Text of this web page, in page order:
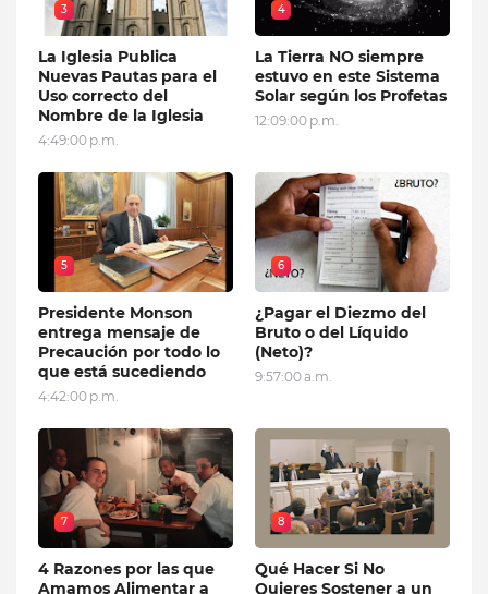
3
La Iglesia Publica
Nuevas Pautas para el
Uso correcto del
Nombre de la Iglesia
4:49:00 p.m.
4
La Tierra NO siempre
estuvo en este Sistema
Solar según los Profetas
12:09:00 p.m.
5
Presidente Monson
entrega mensaje de
Precaución por todo lo
que está sucediendo
4:42:00 p.m.
6
¿Pagar el Diezmo del
Bruto o del Líquido
(Neto)?
9:57:00 a.m.
7
4 Razones por las que
Amamos Alimentar a
8
Qué Hacer Si No
Quieres Sostener a un